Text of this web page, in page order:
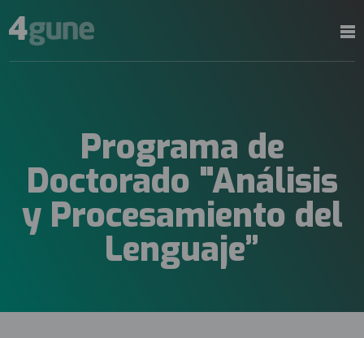
Programa de
Doctorado "Análisis
y Procesamiento del
Lenguaje”